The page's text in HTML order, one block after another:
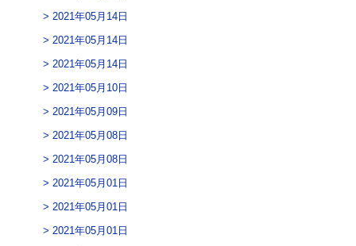
2021年05月14日
2021年05月14日
2021年05月14日
2021年05月10日
2021年05月09日
2021年05月08日
2021年05月08日
2021年05月01日
2021年05月01日
2021年05月01日